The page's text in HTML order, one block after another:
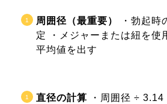
周囲径（最重要）
・勃起時
定 ・メジャーまたは紐を使
平均値を出す
直径の計算 ・周囲径 ÷ 3.14